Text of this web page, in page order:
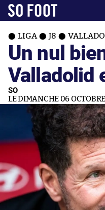
LIGA J8
Un nul
Valladolid
SO
LE DIMANCHE 06